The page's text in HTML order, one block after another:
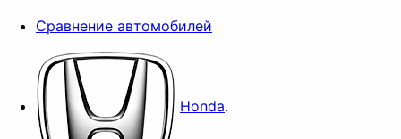
Сравнение автомобилей
Honda.